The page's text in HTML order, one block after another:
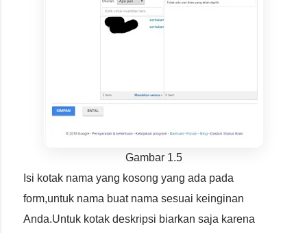
Gambar 1.5
Isi kotak nama yang kosong yang ada pada
form,untuk nama buat nama sesuai keinginan
Anda.Untuk kotak deskripsi biarkan saja karena